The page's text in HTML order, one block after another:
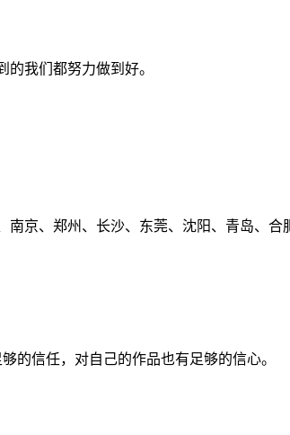
我们都努力做到好。
京、郑州、长沙、东莞、沈阳、青岛、合
的信任，对自己的作品也有足够的信心。